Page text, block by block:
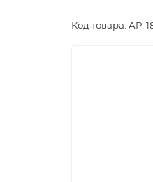
Код товара: AP-